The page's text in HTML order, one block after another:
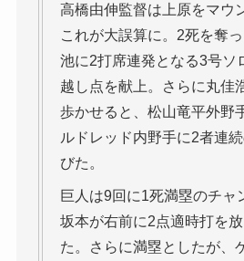
高橋由伸監督は上原をマウ
これが大誤算に。2死を奪
池に2打席連発となる3号ソ
越し点を献上。さらに丸佳
歩かせると、松山竜平外野
ルドレッド内野手に2者連
びた。
巨人は9回に1死満塁のチャ
坂本が右前に2点適時打を
た。さらに満塁としたが、